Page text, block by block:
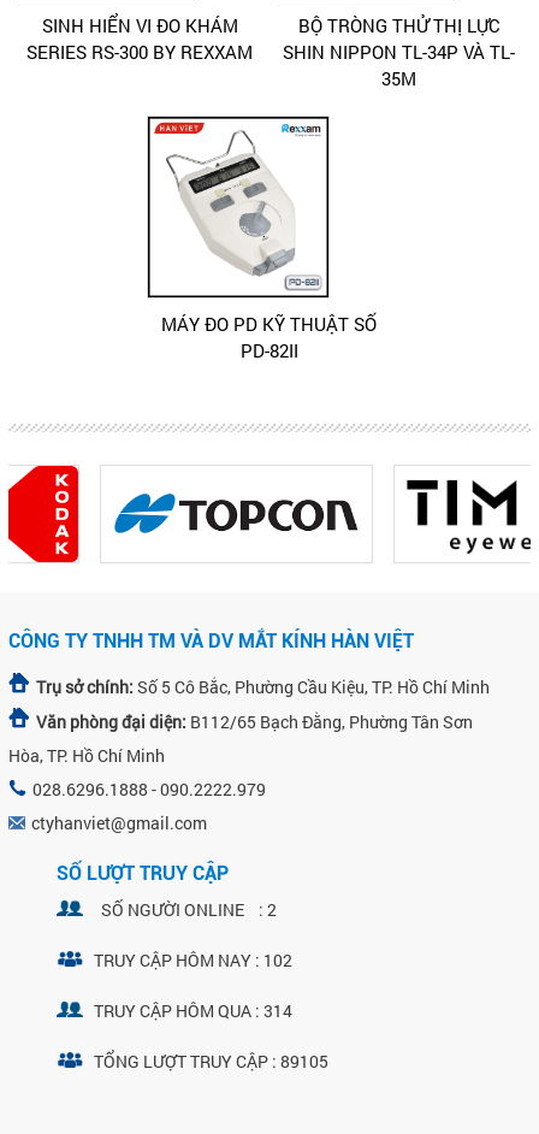
SINH HIỂN VI ĐO KHÁM
SERIES RS-300 BY REXXAM
BỘ TRÒNG THỬ THỊ LỰC
SHIN NIPPON TL-34P VÀ TL-
35M
MÁY ĐO PD KỸ THUẬT SỐ
PD-82II
CÔNG TY TNHH TM VÀ DV MẮT KÍNH HÀN VIỆT
Trụ sở chính: Số 5 Cô Bắc, Phường Cầu Kiệu, TP. Hồ Chí Minh
Văn phòng đại diện: B112/65 Bạch Đằng, Phường Tân Sơn
Hòa, TP. Hồ Chí Minh
028.6296.1888 - 090.2222.979
ctyhanviet@gmail.com
SỐ LƯỢT TRUY CẬP
SỐ NGƯỜI ONLINE : 2
TRUY CẬP HÔM NAY : 102
TRUY CẬP HÔM QUA : 314
TỔNG LƯỢT TRUY CẬP : 89105